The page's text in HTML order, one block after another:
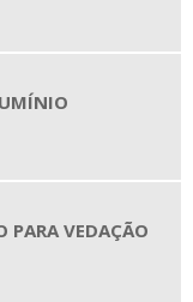
PARA VEDAÇÃO